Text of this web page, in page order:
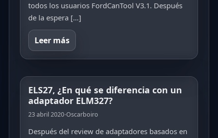
todos los usuarios FordCanTool V3.1. Después
de la espera […]
Leer más
ELS27, ¿En qué se diferencia con un
adaptador ELM327?
23 abril 2020·Oscarboiro
Después del review de adaptadores basados en